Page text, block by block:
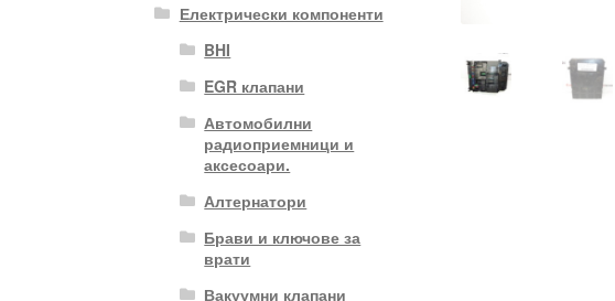
Електрически компоненти
BHI
EGR клапани
Автомобилни
радиоприемници и
аксесоари.
Алтернатори
Брави и ключове за
врати
Вакуумни клапани